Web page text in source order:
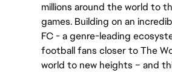
millions around the world to
games. Building on an
FC - a genre-leading
football fans closer to The
world to new heights – and